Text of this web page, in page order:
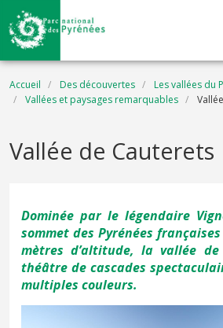
Aller au contenu principal
Fil d'Ariane
Accueil Des découvertes
Les vallées du
Vallées et paysages remarquables
Vallée de Cauterets
Dominée par le légendaire
sommet des Pyrénées
mètres d’altitude, la vallée
théâtre de cascades
multiples couleurs.